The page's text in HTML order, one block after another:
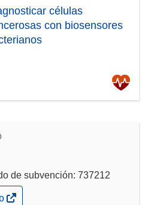
células
con biosensores
de subvención: 737212